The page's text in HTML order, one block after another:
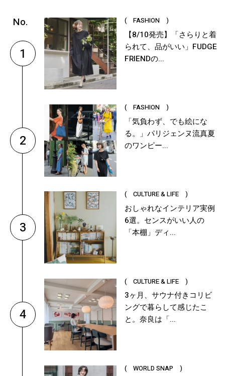
1
( FASHION )
【8/10発売】「さらりと着
られて、品がいい」FUDGE
FRIENDの...
2
( FASHION )
「気負わず、でも絵にな
る。」パリジェンヌ流真夏
のワンピー...
3
( CULTURE & LIFE )
おしゃれなインテリア実例
6選。センスがいい人の
「本棚」ディ...
4
( CULTURE & LIFE )
3ヶ月、サウナ付きコリビ
ングで暮らして感じたこ
と。奈良は「...
( WORLD SNAP )